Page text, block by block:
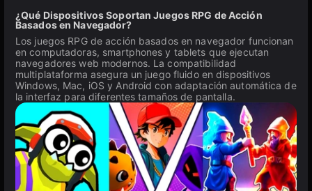
¿Qué Dispositivos Soportan Juegos RPG de Acción
Basados en Navegador?
Los juegos RPG de acción basados en navegador funcionan
en computadoras, smartphones y tablets que ejecutan
navegadores web modernos. La compatibilidad
multiplataforma asegura un juego fluido en dispositivos
Windows, Mac, iOS y Android con adaptación automática de
la interfaz para diferentes tamaños de pantalla.